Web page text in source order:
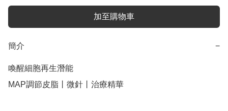
加至購物車
簡介 −
喚醒細胞再生潛能
MAP調節皮脂丨微針丨治療精華